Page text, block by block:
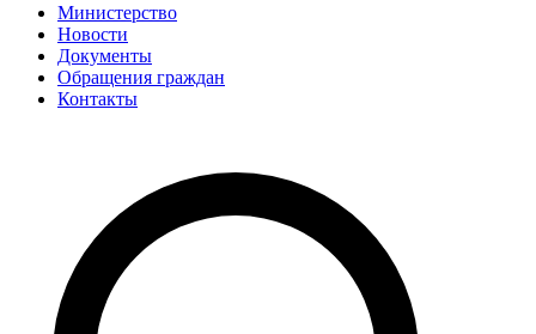
Министерство
Новости
Документы
Обращения граждан
Контакты